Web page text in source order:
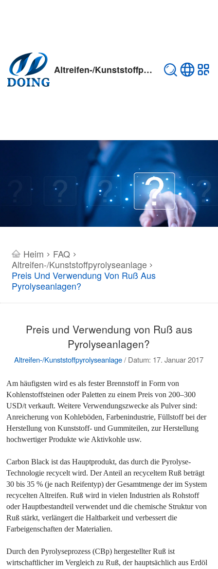
Altreifen-/Kunststoffpyrolyseanlage
Heim > FAQ>
Altreifen-/Kunststoffpyrolyseanlage >
Preis Und Verwendung Von Ruß Aus
Pyrolyseanlagen?
Preis und Verwendung von Ruß aus
Pyrolyseanlagen?
Altreifen-/Kunststoffpyrolyseanlage / Datum: 17. Januar 2017
Am häufigsten wird es als fester Brennstoff in Form von
Kohlenstoffsteinen oder Paletten zu einem Preis von 200–300
USD/t verkauft. Weitere Verwendungszwecke als Pulver sind:
Anreicherung von Kohleböden, Farbenindustrie, Füllstoff bei der
Herstellung von Kunststoff- und Gummiteilen, zur Herstellung
hochwertiger Produkte wie Aktivkohle usw.
Carbon Black ist das Hauptprodukt, das durch die Pyrolyse-
Technologie recycelt wird. Der Anteil an recyceltem Ruß beträgt
30 bis 35 % (je nach Reifentyp) der Gesamtmenge der im System
recycelten Altreifen. Ruß wird in vielen Industrien als Rohstoff
oder Hauptbestandteil verwendet und die chemische Struktur von
Ruß stärkt, verlängert die Haltbarkeit und verbessert die
Farbeigenschaften der Materialien.
Durch den Pyrolyseprozess (CBp) hergestellter Ruß ist
wirtschaftlicher im Vergleich zu Ruß, der hauptsächlich aus Erdöl